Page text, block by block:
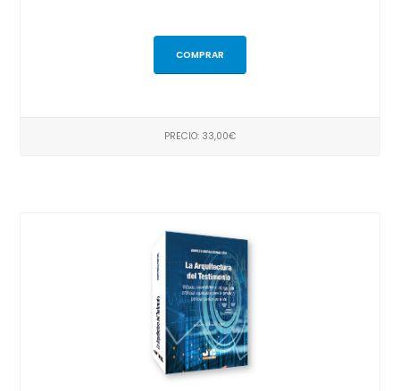
COMPRAR
PRECIO: 33,00€